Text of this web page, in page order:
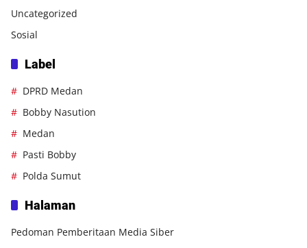
Uncategorized
Sosial
Label
DPRD Medan
Bobby Nasution
Medan
Pasti Bobby
Polda Sumut
Halaman
Pedoman Pemberitaan Media Siber